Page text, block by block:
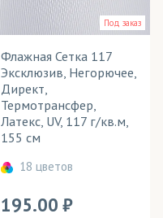
Под заказ
Флажная Сетка 117
Эксклюзив, Негорючее,
Директ,
Термотрансфер,
Латекс, UV, 117 г/кв.м,
155 см
18 цветов
195.00